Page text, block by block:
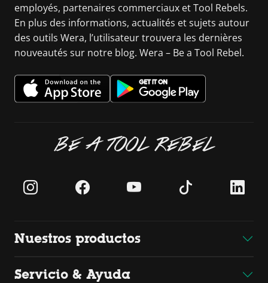
employés, partenaires commerciaux et Tool Rebels.
En plus des informations, actualités et sujets autour
des outils Wera, l’utilisateur trouvera les dernières
nouveautés sur notre blog. Wera – Be a Tool Rebel.
BE A TOOL REBEL
Nuestros productos
Servicio & Ayuda